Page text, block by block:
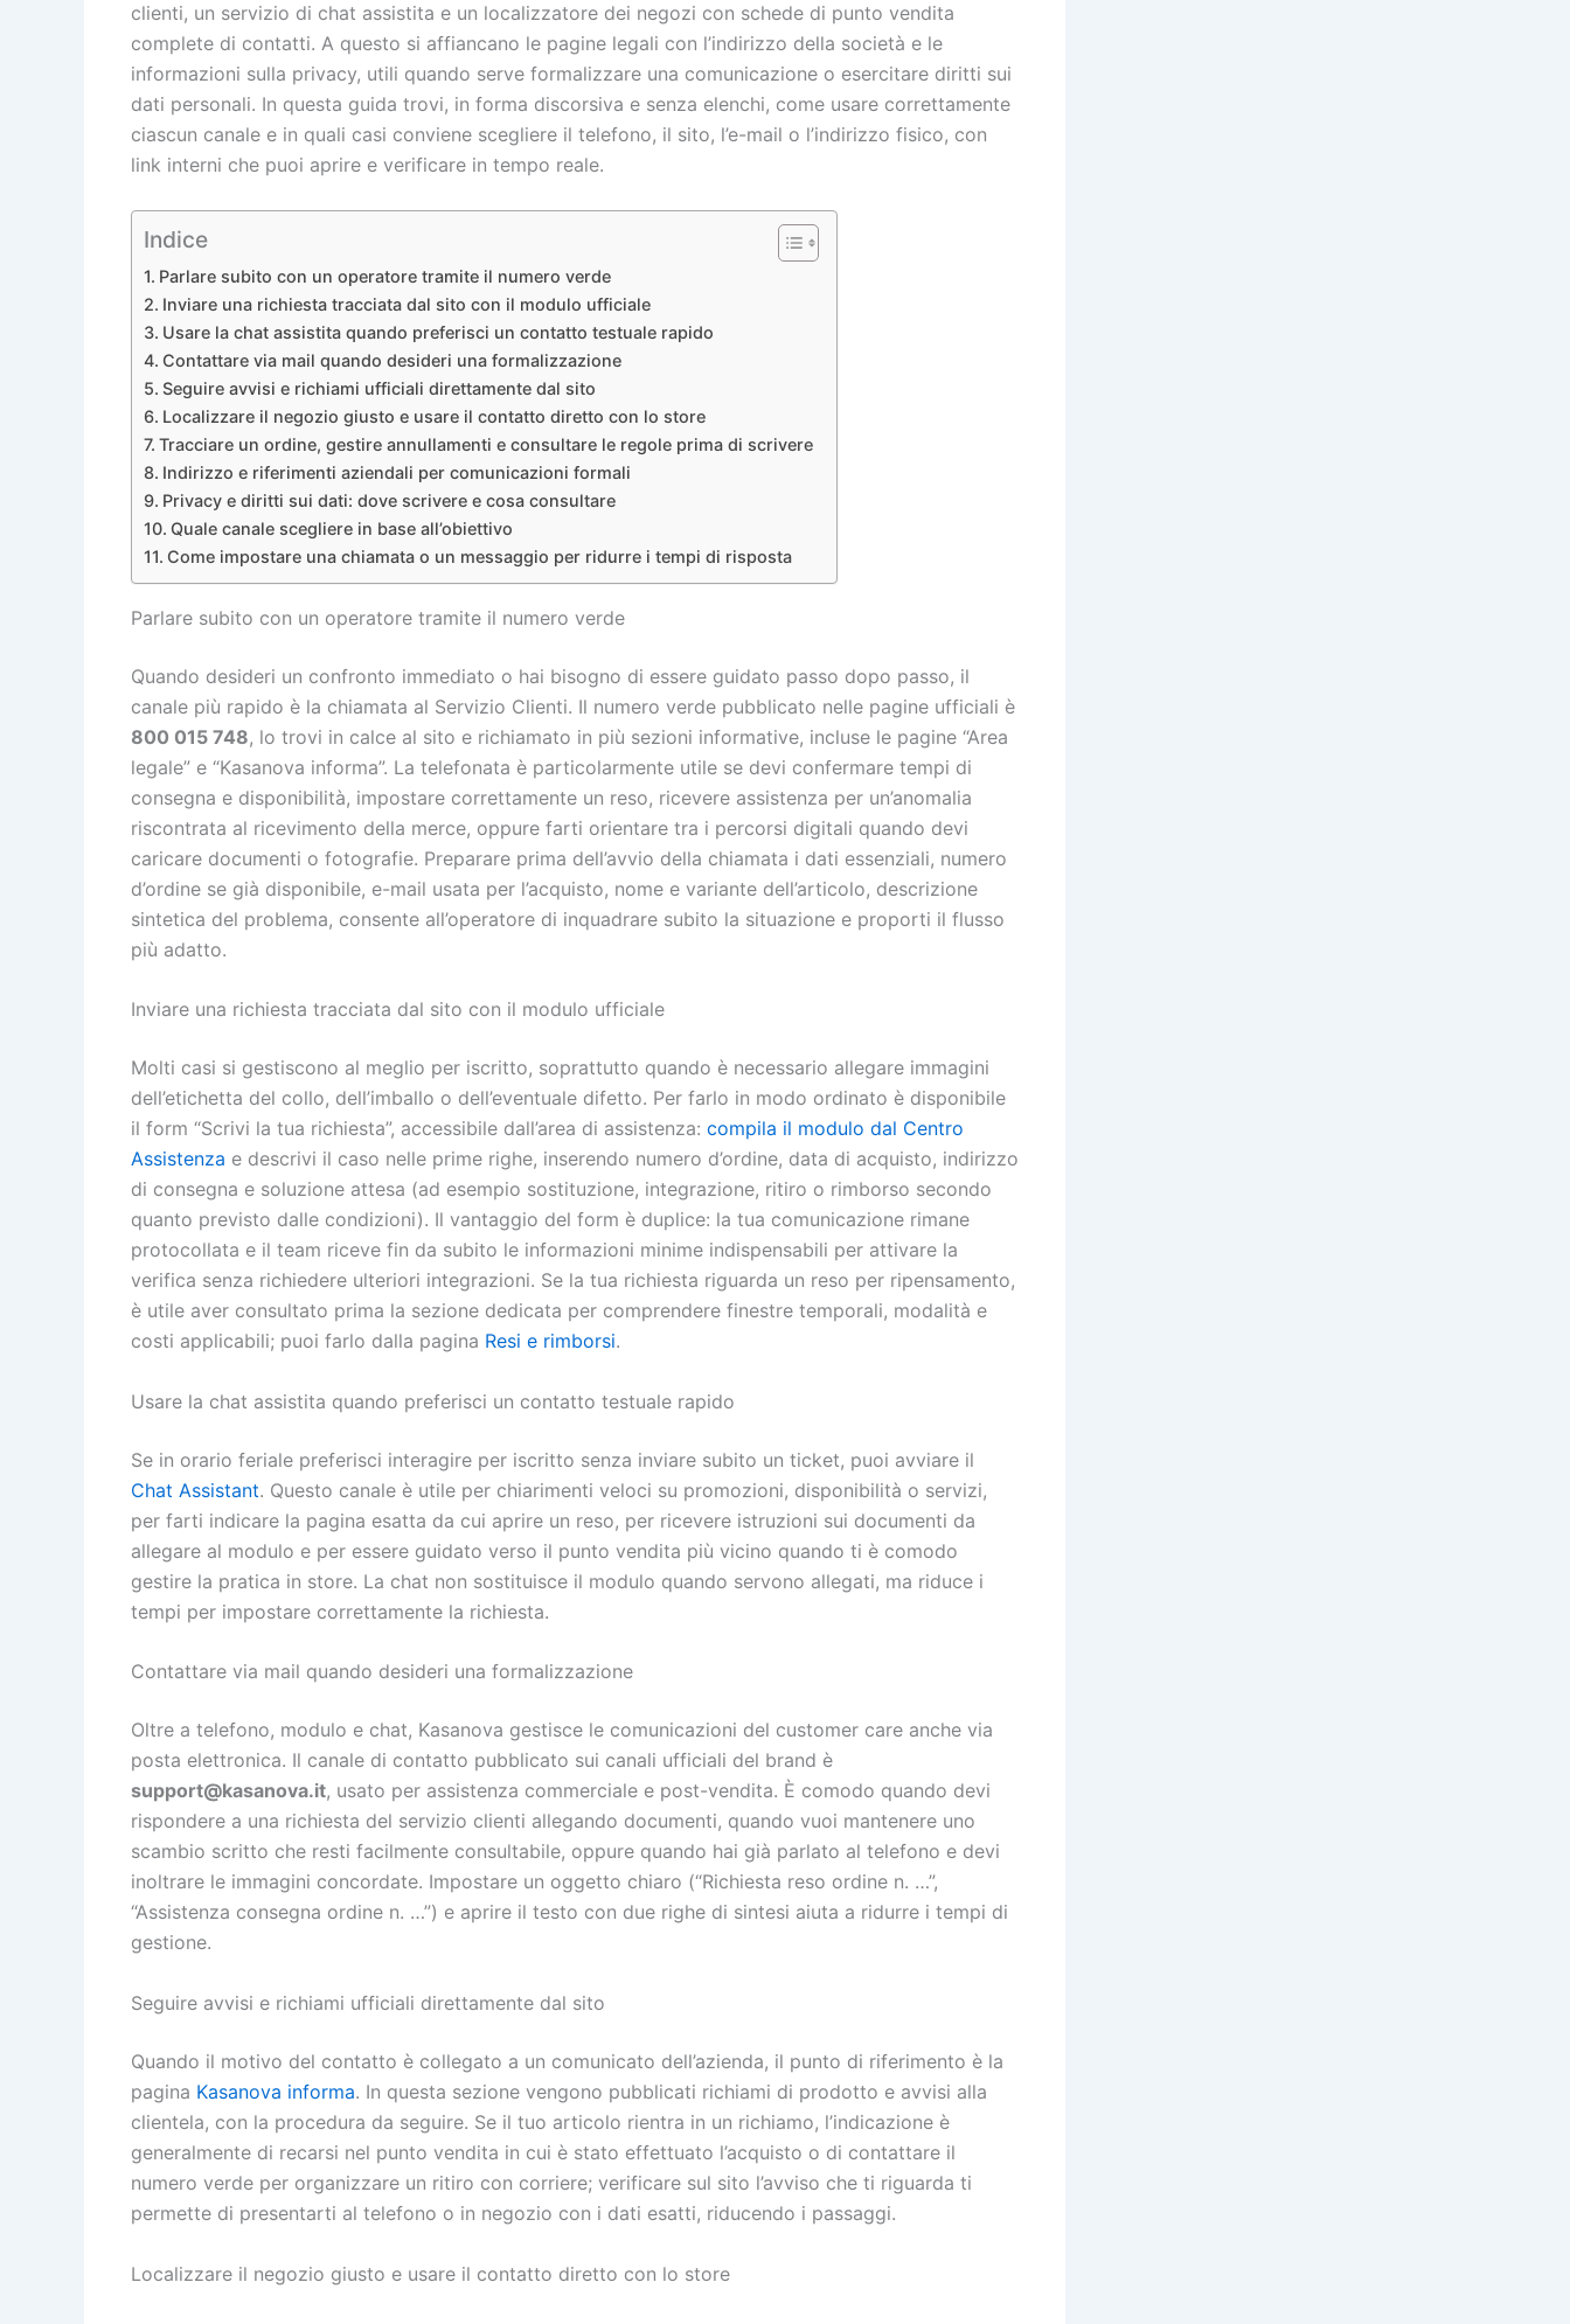
clienti, un servizio di chat assistita e un localizzatore dei negozi con schede di punto vendita
complete di contatti. A questo si affiancano le pagine legali con l’indirizzo della società e le
informazioni sulla privacy, utili quando serve formalizzare una comunicazione o esercitare diritti sui
dati personali. In questa guida trovi, in forma discorsiva e senza elenchi, come usare correttamente
ciascun canale e in quali casi conviene scegliere il telefono, il sito, l’e-mail o l’indirizzo fisico, con
link interni che puoi aprire e verificare in tempo reale.
Indice
Parlare subito con un operatore tramite il numero verde
Inviare una richiesta tracciata dal sito con il modulo ufficiale
Usare la chat assistita quando preferisci un contatto testuale rapido
Contattare via mail quando desideri una formalizzazione
Seguire avvisi e richiami ufficiali direttamente dal sito
Localizzare il negozio giusto e usare il contatto diretto con lo store
Tracciare un ordine, gestire annullamenti e consultare le regole prima di scrivere
Indirizzo e riferimenti aziendali per comunicazioni formali
Privacy e diritti sui dati: dove scrivere e cosa consultare
Quale canale scegliere in base all’obiettivo
Come impostare una chiamata o un messaggio per ridurre i tempi di risposta
Parlare subito con un operatore tramite il numero verde
Quando desideri un confronto immediato o hai bisogno di essere guidato passo dopo passo, il
canale più rapido è la chiamata al Servizio Clienti. Il numero verde pubblicato nelle pagine ufficiali è
800 015 748, lo trovi in calce al sito e richiamato in più sezioni informative, incluse le pagine “Area
legale” e “Kasanova informa”. La telefonata è particolarmente utile se devi confermare tempi di
consegna e disponibilità, impostare correttamente un reso, ricevere assistenza per un’anomalia
riscontrata al ricevimento della merce, oppure farti orientare tra i percorsi digitali quando devi
caricare documenti o fotografie. Preparare prima dell’avvio della chiamata i dati essenziali, numero
d’ordine se già disponibile, e-mail usata per l’acquisto, nome e variante dell’articolo, descrizione
sintetica del problema, consente all’operatore di inquadrare subito la situazione e proporti il flusso
più adatto.
Inviare una richiesta tracciata dal sito con il modulo ufficiale
Molti casi si gestiscono al meglio per iscritto, soprattutto quando è necessario allegare immagini
dell’etichetta del collo, dell’imballo o dell’eventuale difetto. Per farlo in modo ordinato è disponibile
il form “Scrivi la tua richiesta”, accessibile dall’area di assistenza: compila il modulo dal Centro
Assistenza e descrivi il caso nelle prime righe, inserendo numero d’ordine, data di acquisto, indirizzo
di consegna e soluzione attesa (ad esempio sostituzione, integrazione, ritiro o rimborso secondo
quanto previsto dalle condizioni). Il vantaggio del form è duplice: la tua comunicazione rimane
protocollata e il team riceve fin da subito le informazioni minime indispensabili per attivare la
verifica senza richiedere ulteriori integrazioni. Se la tua richiesta riguarda un reso per ripensamento,
è utile aver consultato prima la sezione dedicata per comprendere finestre temporali, modalità e
costi applicabili; puoi farlo dalla pagina Resi e rimborsi.
Usare la chat assistita quando preferisci un contatto testuale rapido
Se in orario feriale preferisci interagire per iscritto senza inviare subito un ticket, puoi avviare il
Chat Assistant. Questo canale è utile per chiarimenti veloci su promozioni, disponibilità o servizi,
per farti indicare la pagina esatta da cui aprire un reso, per ricevere istruzioni sui documenti da
allegare al modulo e per essere guidato verso il punto vendita più vicino quando ti è comodo
gestire la pratica in store. La chat non sostituisce il modulo quando servono allegati, ma riduce i
tempi per impostare correttamente la richiesta.
Contattare via mail quando desideri una formalizzazione
Oltre a telefono, modulo e chat, Kasanova gestisce le comunicazioni del customer care anche via
posta elettronica. Il canale di contatto pubblicato sui canali ufficiali del brand è
support@kasanova.it, usato per assistenza commerciale e post-vendita. È comodo quando devi
rispondere a una richiesta del servizio clienti allegando documenti, quando vuoi mantenere uno
scambio scritto che resti facilmente consultabile, oppure quando hai già parlato al telefono e devi
inoltrare le immagini concordate. Impostare un oggetto chiaro (“Richiesta reso ordine n. …”,
“Assistenza consegna ordine n. …”) e aprire il testo con due righe di sintesi aiuta a ridurre i tempi di
gestione.
Seguire avvisi e richiami ufficiali direttamente dal sito
Quando il motivo del contatto è collegato a un comunicato dell’azienda, il punto di riferimento è la
pagina Kasanova informa. In questa sezione vengono pubblicati richiami di prodotto e avvisi alla
clientela, con la procedura da seguire. Se il tuo articolo rientra in un richiamo, l’indicazione è
generalmente di recarsi nel punto vendita in cui è stato effettuato l’acquisto o di contattare il
numero verde per organizzare un ritiro con corriere; verificare sul sito l’avviso che ti riguarda ti
permette di presentarti al telefono o in negozio con i dati esatti, riducendo i passaggi.
Localizzare il negozio giusto e usare il contatto diretto con lo store